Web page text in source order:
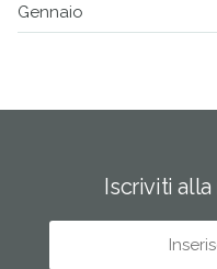
Gennaio
Iscriviti